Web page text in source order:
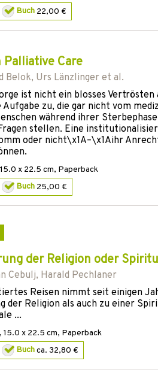
Buch 22,00 €
Palliative Care
Belok, Urs Länzlinger et al.
ist nicht ein blosses
zu, die gar nicht vom
während ihrer
stellen. Eine
oder nicht\x1A–\x1Aihr
x 22.5 cm, Paperback
Buch 25,00 €
der Religion oder
Cebulj, Harald Pechlaner
Reisen nimmt seit einigen
der Religion als auch zu einer
...
15.0 x 22.5 cm, Paperback
Buchca. 32,80 €